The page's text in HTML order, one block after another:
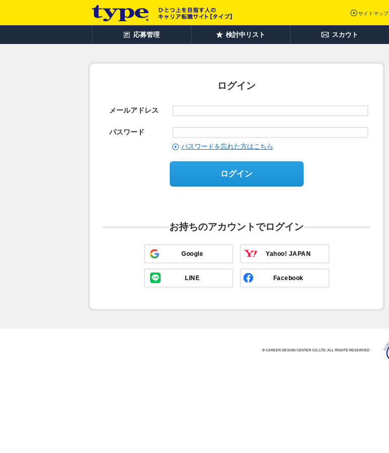
サイトマップ
応募管理 検討中リスト スカウト
ログイン
メールアドレス
パスワード
パスワードを忘れた方はこちら
ログイン
お持ちのアカウントでログイン
Google Yahoo! JAPAN
LINE Facebook
© CAREER DESIGN CENTER CO.,LTD. ALL RIGHTS RESERVED